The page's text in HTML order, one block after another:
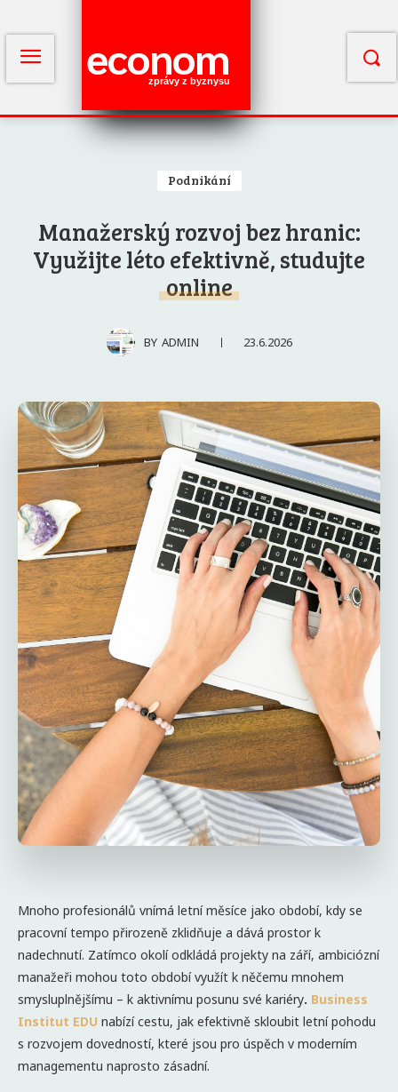
econom
zprávy z byznysu
Podnikání
Manažerský rozvoj bez hranic:
Využijte léto efektivně, studujte
online
BY ADMIN 23.6.2026
Mnoho profesionálů vnímá letní měsíce jako období, kdy se
pracovní tempo přirozeně zklidňuje a dává prostor k
nadechnutí. Zatímco okolí odkládá projekty na září, ambiciózní
manažeři mohou toto období využít k něčemu mnohem
smysluplnějšímu – k aktivnímu posunu své kariéry. Business
Institut EDU nabízí cestu, jak efektivně skloubit letní pohodu
s rozvojem dovedností, které jsou pro úspěch v moderním
managementu naprosto zásadní.